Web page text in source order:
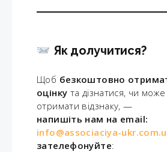
Як долучитися?
Щоб безкоштовно
оцінку та дізнатися, чи
отримати відзнаку, —
напишіть нам на email:
info@associaciya-
зателефонуйте: